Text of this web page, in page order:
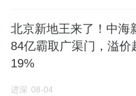
北京新地王来了！中海
84亿霸取广渠门，溢价
19%
进深 08-04